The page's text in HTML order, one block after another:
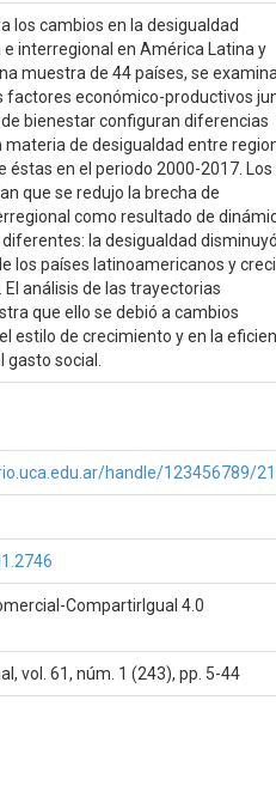
los cambios en la desigualdad
interregional en América Latina y
muestra de 44 países, se
factores económico-productivos
bienestar configuran diferencias
de desigualdad entre
éstas en el periodo 2000-2017. Los
que se redujo la brecha de
como resultado de
la desigualdad
los países latinoamericanos y
El análisis de las trayectorias
que ello se debió a cambios
estilo de crecimiento y en la
social.
handle/123456789/
CompartirIgual 4.0
vol. 61, núm. 1 (243), pp. 5-44